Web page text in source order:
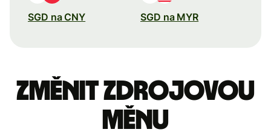
SGD na CNY SGD na MYR
Změnit zdrojovou
měnu